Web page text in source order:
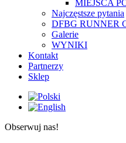
MIEJSCA
Najczęstsze pytania
DFBG RUNNER
Galerie
WYNIKI
Kontakt
Partnerzy
Sklep
Obserwuj nas!